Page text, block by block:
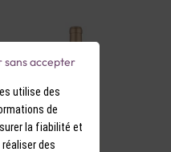
utilise des
de
la fiabilité et
des
sans accepter